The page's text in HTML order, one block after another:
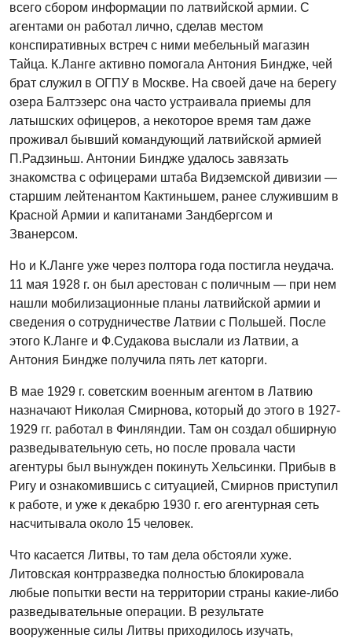
всего сбором информации по латвийской армии. С
агентами он работал лично, сделав местом
конспиративных встреч с ними мебельный магазин
Тайца. К.Ланге активно помогала Антония Биндже, чей
брат служил в ОГПУ в Москве. На своей даче на берегу
озера Балтэзерс она часто устраивала приемы для
латышских офицеров, а некоторое время там даже
проживал бывший командующий латвийской армией
П.Радзиньш. Антонии Биндже удалось завязать
знакомства с офицерами штаба Видземской дивизии —
старшим лейтенантом Кактиньшем, ранее служившим в
Красной Армии и капитанами Зандбергсом и
Званерсом.
Но и К.Ланге уже через полтора года постигла неудача.
11 мая 1928 г. он был арестован с поличным — при нем
нашли мобилизационные планы латвийской армии и
сведения о сотрудничестве Латвии с Польшей. После
этого К.Ланге и Ф.Судакова выслали из Латвии, а
Антония Биндже получила пять лет каторги.
В мае 1929 г. советским военным агентом в Латвию
назначают Николая Смирнова, который до этого в 1927-
1929 гг. работал в Финляндии. Там он создал обширную
разведывательную сеть, но после провала части
агентуры был вынужден покинуть Хельсинки. Прибыв в
Ригу и ознакомившись с ситуацией, Смирнов приступил
к работе, и уже к декабрю 1930 г. его агентурная сеть
насчитывала около 15 человек.
Что касается Литвы, то там дела обстояли хуже.
Литовская контрразведка полностью блокировала
любые попытки вести на территории страны какие-либо
разведывательные операции. В результате
вооруженные силы Литвы приходилось изучать,